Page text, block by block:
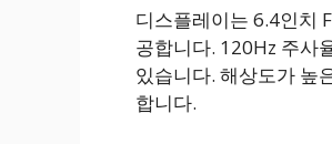
디스플레이는 6.4인치
공합니다. 120Hz 주사
있습니다. 해상도가 높
합니다.